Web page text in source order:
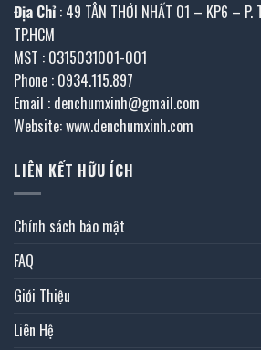
Địa Chỉ : 49 TÂN THỚI NHẤT 01 – KP6 – P.
TP.HCM
MST : 0315031001-001
Phone : 0934.115.897
Email : denchumxinh@gmail.com
Website: www.denchumxinh.com
LIÊN KẾT HỮU ÍCH
Chính sách bảo mật
FAQ
Giới Thiệu
Liên Hệ